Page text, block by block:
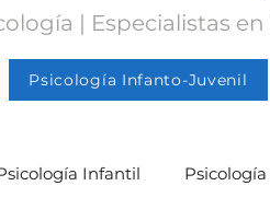
| Especialistas
Psicología Infanto-Juvenil
Infantil